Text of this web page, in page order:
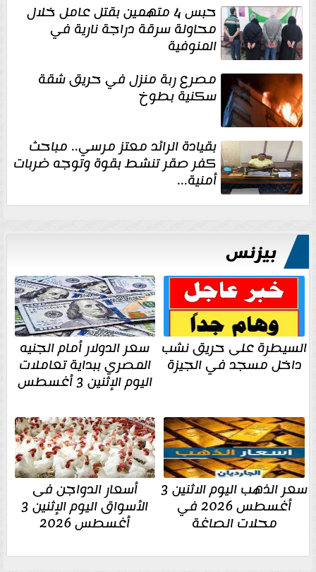
حبس 4 متهمين بقتل عامل خلال
محاولة سرقة دراجة نارية في
المنوفية
مصرع ربة منزل في حريق شقة
سكنية بطوخ
بقيادة الرائد معتز مرسي.. مباحث
كفر صقر تنشط بقوة وتوجه ضربات
أمنية...
بيزنس
السيطرة على حريق نشب
داخل مسجد في الجيزة
سعر الدولار أمام الجنيه
المصري ببداية تعاملات
اليوم الإثنين 3 أغسطس
سعر الذهب اليوم الاثنين 3
أغسطس 2026 في
محلات الصاغة
أسعار الدواجن فى
الأسواق اليوم الإثنين 3
أغسطس 2026